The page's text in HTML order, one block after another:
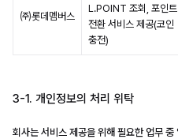
㈜롯데멤버스
L.POINT 조회, 포인트
전환 서비스 제공(코인
충전)
3-1. 개인정보의 처리 위탁
회사는 서비스 제공을 위해 필요한 업무